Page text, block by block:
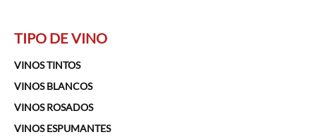
TIPO DE VINO
VINOS TINTOS
VINOS BLANCOS
VINOS ROSADOS
VINOS ESPUMANTES